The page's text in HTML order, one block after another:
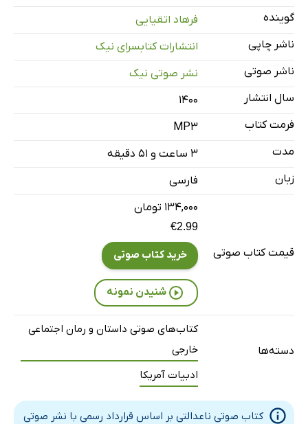
پسرک سیاه
ترس
تقدیر - بخش چهارم
گوینده
فرهاد اتقیایی
ناشر چاپی
انتشارات کتابسرای نیک
ناشر صوتی
نشر صوتی نیک
سال انتشار
۱۴۰۰
فرمت کتاب
MP3
مدت
۳ ساعت و ۵۱ دقیقه
زبان
فارسی
قیمت کتاب صوتی
۱۳۴,۰۰۰ تومان
€2.99
خرید کتاب صوتی
شنیدن نمونه
دسته‌ها
کتاب‌های صوتی داستان و رمان اجتماعی
خارجی
ادبیات آمریکا
کتاب صوتی ناعدالتی بر اساس قرارداد رسمی با نشر صوتی